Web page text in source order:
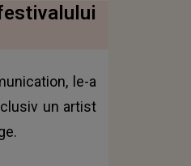
le-a
un artist